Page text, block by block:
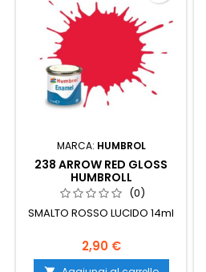
MARCA: HUMBROL
238 ARROW RED GLOSS
HUMBROLL
(0)
SMALTO ROSSO LUCIDO 14ml
2,90 €